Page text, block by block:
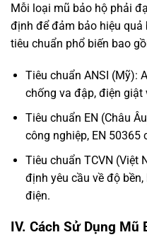
Mỗi loại mũ bảo hộ phải
định để đảm bảo hiệu
tiêu chuẩn phổ biến bao
Tiêu chuẩn ANSI (Mỹ):
chống va đập, điện giật
Tiêu chuẩn EN (Châu
công nghiệp, EN 50365
Tiêu chuẩn TCVN (Việt
định yêu cầu về độ
điện.
IV. Cách Sử Dụng Mũ